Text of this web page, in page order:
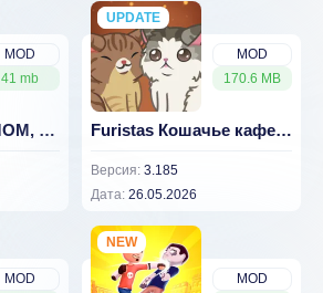
MOD
41 mb
Hover Chase (ВЗЛОМ, бессмертие)
MOD
170.6 MB
UPDATE
NEW
Furistas Кошачье кафе 3.185 [ВЗЛОМ на деньги]
Версия: 3.185
Дата: 26.05.2026
MOD
MOD
NEW